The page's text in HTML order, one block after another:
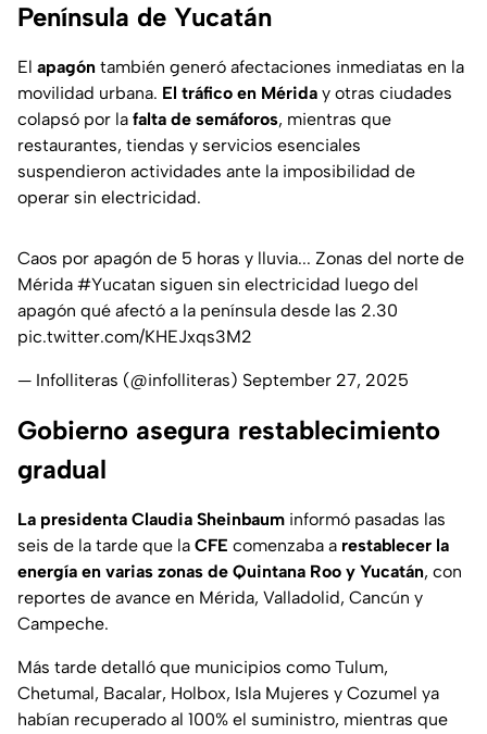
Península de Yucatán
El apagón también generó afectaciones inmediatas en la
movilidad urbana. El tráfico en Mérida y otras ciudades
colapsó por la falta de semáforos, mientras que
restaurantes, tiendas y servicios esenciales
suspendieron actividades ante la imposibilidad de
operar sin electricidad.
Caos por apagón de 5 horas y lluvia... Zonas del norte de
Mérida #Yucatan siguen sin electricidad luego del
apagón qué afectó a la península desde las 2.30
pic.twitter.com/KHEJxqs3M2
— Infolliteras (@infolliteras) September 27, 2025
Gobierno asegura restablecimiento
gradual
La presidenta Claudia Sheinbaum informó pasadas las
seis de la tarde que la CFE comenzaba a restablecer la
energía en varias zonas de Quintana Roo y Yucatán, con
reportes de avance en Mérida, Valladolid, Cancún y
Campeche.
Más tarde detalló que municipios como Tulum,
Chetumal, Bacalar, Holbox, Isla Mujeres y Cozumel ya
habían recuperado al 100% el suministro, mientras que